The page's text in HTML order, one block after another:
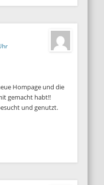
Hompage und die
gemacht habt!!
und genutzt.